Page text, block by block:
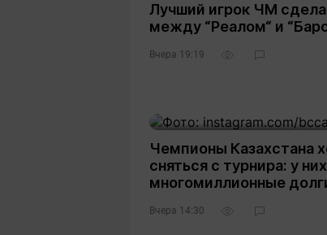
Лучший игрок ЧМ
между “Реалом“ и
Вчера 19:19
Чемпионы Казахстана
сняться с турнира: у них
многомиллионные
Вчера 14:30